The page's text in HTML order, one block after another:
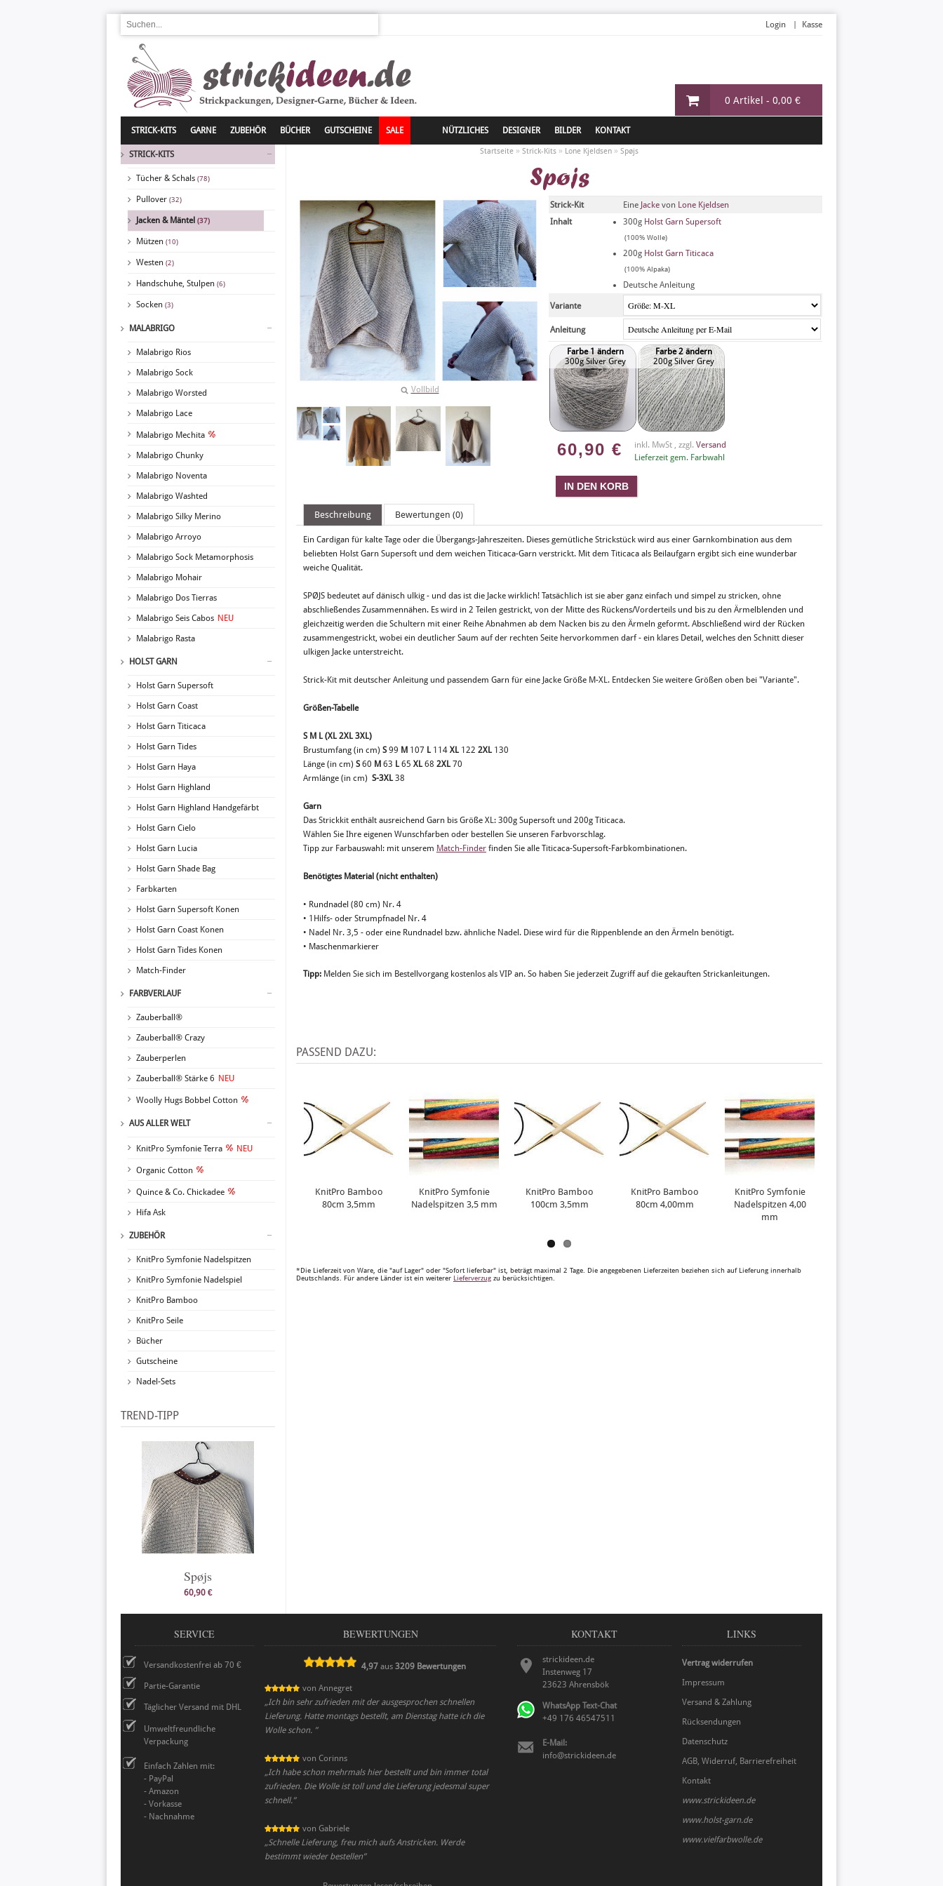
0 Artikel - 0,00 €
Login Kasse
STRICK-KITS GARNE ZUBEHÖR BÜCHER GUTSCHEINE SALE NÜTZLICHES DESIGNER BILDER KONTAKT
STRICK-KITS
Tücher & Schals (78)
Pullover (32)
Jacken & Mäntel (37)
Mützen (10)
Westen (2)
Handschuhe, Stulpen (6)
Socken (3)
MALABRIGO
Malabrigo Rios
Malabrigo Sock
Malabrigo Worsted
Malabrigo Lace
Malabrigo Mechita
Malabrigo Chunky
Malabrigo Noventa
Malabrigo Washted
Malabrigo Silky Merino
Malabrigo Arroyo
Malabrigo Sock Metamorphosis
Malabrigo Mohair
Malabrigo Dos Tierras
Malabrigo Seis Cabos NEU
Malabrigo Rasta
HOLST GARN
Holst Garn Supersoft
Holst Garn Coast
Holst Garn Titicaca
Holst Garn Tides
Holst Garn Haya
Holst Garn Highland
Holst Garn Highland Handgefärbt
Holst Garn Cielo
Holst Garn Lucia
Holst Garn Shade Bag
Farbkarten
Holst Garn Supersoft Konen
Holst Garn Coast Konen
Holst Garn Tides Konen
Match-Finder
FARBVERLAUF
Zauberball®
Zauberball® Crazy
Zauberperlen
Zauberball® Stärke 6 NEU
Woolly Hugs Bobbel Cotton
AUS ALLER WELT
KnitPro Symfonie Terra NEU
Organic Cotton
Quince & Co. Chickadee
Hifa Ask
ZUBEHÖR
KnitPro Symfonie Nadelspitzen
KnitPro Symfonie Nadelspiel
KnitPro Bamboo
KnitPro Seile
Bücher
Gutscheine
Nadel-Sets
TREND-TIPP
Spøjs
60,90 €
Startseite » Strick-Kits » Lone Kjeldsen » Spøjs
Spøjs
Vollbild
Strick-Kit Eine Jacke von Lone Kjeldsen
Inhalt
300g Holst Garn Supersoft
(100% Wolle)
200g Holst Garn Titicaca
(100% Alpaka)
Deutsche Anleitung
Variante
Anleitung
Farbe 1 ändern
300g Silver Grey
Farbe 2 ändern
200g Silver Grey
60,90 € inkl. MwSt , zzgl. Versand
Lieferzeit gem. Farbwahl
Beschreibung Bewertungen (0)
Ein Cardigan für kalte Tage oder die Übergangs-Jahreszeiten. Dieses gemütliche Strickstück wird aus einer Garnkombination aus dem
beliebten Holst Garn Supersoft und dem weichen Titicaca-Garn verstrickt. Mit dem Titicaca als Beilaufgarn ergibt sich eine wunderbar
weiche Qualität.
SPØJS bedeutet auf dänisch ulkig - und das ist die Jacke wirklich! Tatsächlich ist sie aber ganz einfach und simpel zu stricken, ohne
abschließendes Zusammennähen. Es wird in 2 Teilen gestrickt, von der Mitte des Rückens/Vorderteils und bis zu den Ärmelblenden und
gleichzeitig werden die Schultern mit einer Reihe Abnahmen ab dem Nacken bis zu den Ärmeln geformt. Abschließend wird der Rücken
zusammengestrickt, wobei ein deutlicher Saum auf der rechten Seite hervorkommen darf - ein klares Detail, welches den Schnitt dieser
ulkigen Jacke unterstreicht.
Strick-Kit mit deutscher Anleitung und passendem Garn für eine Jacke Größe M-XL. Entdecken Sie weitere Größen oben bei "Variante".
Größen-Tabelle
S M L (XL 2XL 3XL)
Brustumfang (in cm) S99 M 107 L114 XL122 2XL130
Länge (in cm) S60 M 63 L65 XL68 2XL70
Armlänge (in cm) S-3XL38
Garn
Das Strickkit enthält ausreichend Garn bis Größe XL: 300g Supersoft und 200g Titicaca.
Wählen Sie Ihre eigenen Wunschfarben oder bestellen Sie unseren Farbvorschlag.
Tipp zur Farbauswahl: mit unserem Match-Finder finden Sie alle Titicaca-Supersoft-Farbkombinationen.
Benötigtes Material (nicht enthalten)
• Rundnadel (80 cm) Nr. 4
• 1Hilfs- oder Strumpfnadel Nr. 4
• Nadel Nr. 3,5 - oder eine Rundnadel bzw. ähnliche Nadel. Diese wird für die Rippenblende an den Ärmeln benötigt.
• Maschenmarkierer
Tipp: Melden Sie sich im Bestellvorgang kostenlos als VIP an. So haben Sie jederzeit Zugriff auf die gekauften Strickanleitungen.
PASSEND DAZU:
KnitPro Bamboo
80cm 3,5mm
KnitPro Symfonie
Nadelspitzen 3,5 mm
KnitPro Bamboo
100cm 3,5mm
KnitPro Bamboo
80cm 4,00mm
KnitPro Symfonie
Nadelspitzen 4,00
mm
*Die Lieferzeit von Ware, die "auf Lager" oder "Sofort lieferbar" ist, beträgt maximal 2 Tage. Die angegebenen Lieferzeiten beziehen sich auf Lieferung innerhalb
Deutschlands. Für andere Länder ist ein weiterer Lieferverzug zu berücksichtigen.
SERVICE
Versandkostenfrei ab 70 €
Partie-Garantie
Täglicher Versand mit DHL
Umweltfreundliche
Verpackung
Einfach Zahlen mit:
- PayPal
- Amazon
- Vorkasse
- Nachnahme
BEWERTUNGEN
4,97 aus3209 Bewertungen
von Annegret
„Ich bin sehr zufrieden mit der ausgesprochen schnellen
Lieferung. Hatte montags bestellt, am Dienstag hatte ich die
Wolle schon. ”
von Corinns
„Ich habe schon mehrmals hier bestellt und bin immer total
zufrieden. Die Wolle ist toll und die Lieferung jedesmal super
schnell.”
von Gabriele
„Schnelle Lieferung, freu mich aufs Anstricken. Werde
bestimmt wieder bestellen”
KONTAKT
strickideen.de
Instenweg 17
23623 Ahrensbök
WhatsApp Text-Chat
+49 176 46547511
E-Mail:
info@strickideen.de
LINKS
Vertrag widerrufen
Impressum
Versand & Zahlung
Rücksendungen
Datenschutz
AGB, Widerruf, Barrierefreiheit
Kontakt
www.strickideen.de
www.holst-garn.de
www.vielfarbwolle.de